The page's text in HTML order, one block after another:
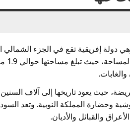
السودان، وهي دولة إفريقية تقع في الجزء
حيث يعود تاريخها إلى آلاف
وحضارة المملكة النوبية. وتعد
والقبائل والأديان.